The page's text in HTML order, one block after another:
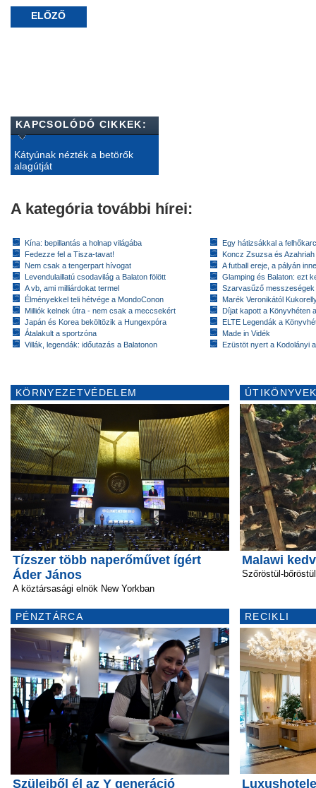
ELŐZŐ
KAPCSOLÓDÓ CIKKEK:
Kátyúnak nézték a betörők
alagútját
A kategória további hírei:
Kína: bepillantás a holnap világába
Fedezze fel a Tisza-tavat!
Nem csak a tengerpart hívogat
Levendulaillatú csodavilág a Balaton fölött
A vb, ami milliárdokat termel
Élményekkel teli hétvége a MondoConon
Milliók kelnek útra - nem csak a meccsekért
Japán és Korea beköltözik a Hungexpóra
Átalakult a sportzóna
Villák, legendák: időutazás a Balatonon
Egy hátizsákkal a
Koncz Zsuzsa és
A futball ereje, a pályán
Glamping és Balaton: ezt
Szarvasűző messzeségek
Marék Veronikától
Díjat kapott a Könyvhéten
ELTE Legendák a
Made in Vidék
Ezüstöt nyert a Kodolányi
KÖRNYEZETVÉDELEM
Tízszer több naperőművet ígért
Áder János
A köztársasági elnök New Yorkban
PÉNZTÁRCA
Szüleiből él az Y generáció
Malawi
Szőröstül-
RECIKLI